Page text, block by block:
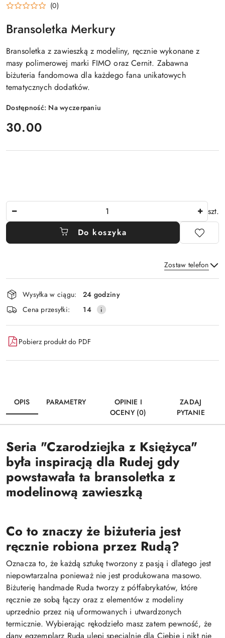
(0)
Bransoletka Merkury
Bransoletka z zawieszką z modeliny, ręcznie wykonane z
masy polimerowej marki FIMO oraz Cernit. Zabawna
biżuteria fandomowa dla każdego fana unikatowych
tematycznych dodatków.
Dostępność: Na wyczerpaniu
cena:
30.00
szt.
Do koszyka
Zostaw telefon
Wyślij
Dostępność
i
dostawa
Wysyłka w ciągu:
24 godziny
Cena przesyłki:
14
Pobierz produkt do PDF
OPIS PARAMETRY
OPINIE I
OCENY (0)
ZADAJ
PYTANIE
Seria "Czarodziejka z Księżyca"
była inspiracją dla Rudej gdy
powstawała ta bransoletka z
modelinową zawieszką
Co to znaczy że biżuteria jest
ręcznie robiona przez Rudą?
Oznacza to, że każdą sztukę tworzony z pasją i dlatego jest
niepowtarzalna ponieważ nie jest produkowana masowo.
Biżuterię handmade Ruda tworzy z półfabrykatów, które
ręcznie ze sobą łączy oraz z elementów z modeliny
uprzednio przez nią uformowanych i utwardzonych
termicznie. Wybierając rękodzieło masz zatem pewność, że